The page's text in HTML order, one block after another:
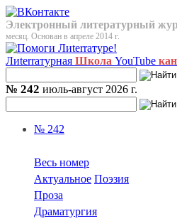
Электронный литературный
месяц. Основан в апреле 2014 г.
Лиterraтурная Школа YouTube
№ 242 июль-август 2026 г.
№ 242
Весь номер
Актуальное Поэзия
Проза
Драматургия